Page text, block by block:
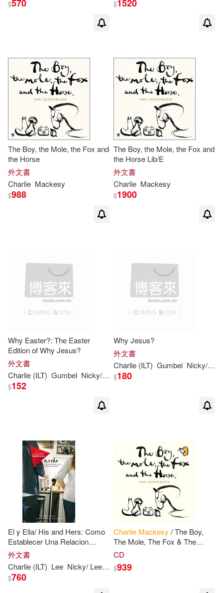
$570 $1520
The Boy, the Mole, the Fox and
the Horse
外文書
Charlie Mackesy
$988
The Boy, the Mole, the Fox and
the Horse Lib/E
外文書
Charlie Mackesy
$1900
Why Easter?: The Easter
Edition of Why Jesus?
外文書
Charlie (ILT) Gumbel Nicky/ Mackesy
$152
Why Jesus?
外文書
Charlie (ILT) Gumbel Nicky/
$180
El y Ella/ His and Hers: Como
Establecer Una Relacion
Duradera
外文書
Charlie (ILT) Lee Nicky/ Lee Sila/Mackesy
$760
Charlie Mackesy / The Boy,
The Mole, The Fox & The
Horse (2Vinyl)
CD
$939